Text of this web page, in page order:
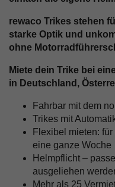
rewaco Trikes stehen
starke Optik und
ohne
Miete dein Trike bei
in Deutschland,
Fahrbar mit dem
Trikes mit
Flexibel mieten:
eine ganze Woche
Helmpflicht –
ausgeliehen
Mehr als 25